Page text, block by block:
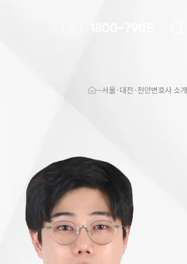
울·대전·천안변호사
안음주운전·교통사고변호사
안변호사 업무분야
안변호사 주요 업무사례
안 분사무소 오시는 길
안변호사상담 상담접수
용정보
서울·대전·천안변호사 소개